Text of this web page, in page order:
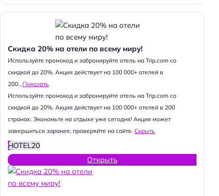
Скидка 20% на отели по всему миру!
Используйте промокод и забронируйте отель на Trip.com со
скидкой до 20%. Акция действует на 100 000+ отелей в
200...Показать
Используйте промокод и забронируйте отель на Trip.com со
скидкой до 20%. Акция действует на 100 000+ отелей в 200
странах. Экономьте на отдыхе уже сегодня! Акция может
завершиться заранее, проверяйте на сайте. Скрыть
HOTEL20
Открыть